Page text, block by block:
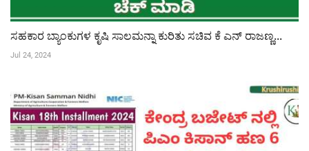
ಸಹಕಾರ ಬ್ಯಾಂಕುಗಳ ಕೃಷಿ ಸಾಲಮನ್ನಾ ಕುರಿತು ಸಚಿವ ಕೆ ಎನ್ ರಾಜಣ್ಣ...
Jul 24, 2024